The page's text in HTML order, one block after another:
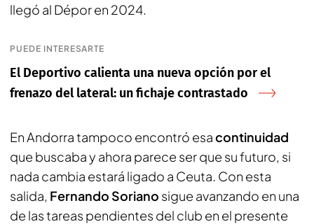
llegó al Dépor en 2024.
PUEDE INTERESARTE
El Deportivo calienta una nueva opción por el
frenazo del lateral: un fichaje contrastado
En Andorra tampoco encontró esacontinuidad
que buscaba y ahora parece ser que su futuro, si
nada cambia estará ligado a Ceuta. Con esta
salida, Fernando Soriano sigue avanzando en una
de las tareas pendientes del club en el presente